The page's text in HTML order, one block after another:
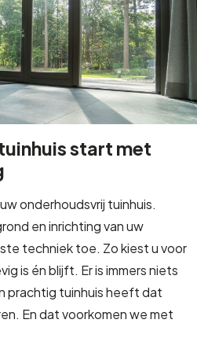
start met
onderhoudsvrij tuinhuis.
en inrichting van uw
techniek toe. Zo kiest u voor
is én blijft. Er is immers niets
prachtig tuinhuis heeft dat
En dat voorkomen we met